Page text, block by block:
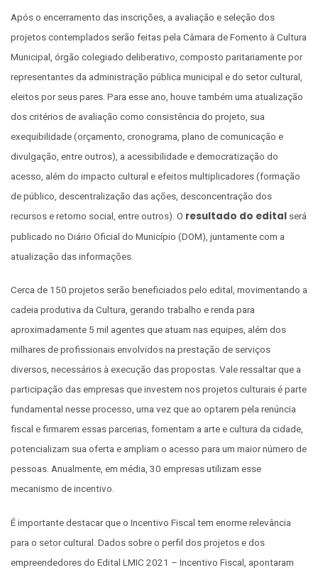
Após o encerramento das inscrições, a avaliação e seleção dos
projetos contemplados serão feitas pela Câmara de Fomento à Cultura
Municipal, órgão colegiado deliberativo, composto paritariamente por
representantes da administração pública municipal e do setor cultural,
eleitos por seus pares. Para esse ano, houve também uma atualização
dos critérios de avaliação como consistência do projeto, sua
exequibilidade (orçamento, cronograma, plano de comunicação e
divulgação, entre outros), a acessibilidade e democratização do
acesso, além do impacto cultural e efeitos multiplicadores (formação
de público, descentralização das ações, desconcentração dos
recursos e retorno social, entre outros). O resultado do edital será
publicado no Diário Oficial do Município (DOM), juntamente com a
atualização das informações.
Cerca de 150 projetos serão beneficiados pelo edital, movimentando a
cadeia produtiva da Cultura, gerando trabalho e renda para
aproximadamente 5 mil agentes que atuam nas equipes, além dos
milhares de profissionais envolvidos na prestação de serviços
diversos, necessários à execução das propostas. Vale ressaltar que a
participação das empresas que investem nos projetos culturais é parte
fundamental nesse processo, uma vez que ao optarem pela renúncia
fiscal e firmarem essas parcerias, fomentam a arte e cultura da cidade,
potencializam sua oferta e ampliam o acesso para um maior número de
pessoas. Anualmente, em média, 30 empresas utilizam esse
mecanismo de incentivo.
É importante destacar que o Incentivo Fiscal tem enorme relevância
para o setor cultural. Dados sobre o perfil dos projetos e dos
empreendedores do Edital LMIC 2021 – Incentivo Fiscal, apontaram